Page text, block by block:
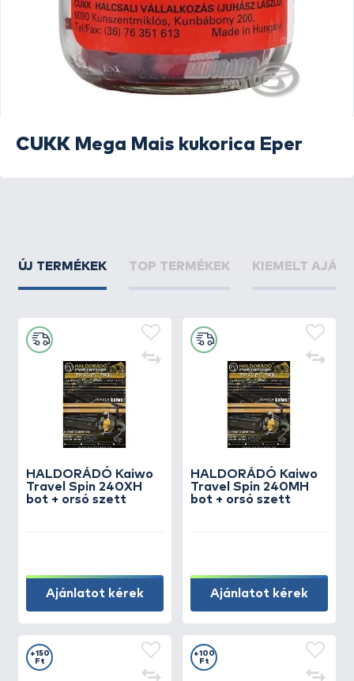
CUKK Mega Mais kukorica Eper
ÚJ TERMÉKEK TOP TERMÉKEK KIEMELT
HALDORÁDÓ Kaiwo
Travel Spin 240XH
bot + orsó szett
Ajánlatot kérek
HALDORÁDÓ Kaiwo
Travel Spin 240MH
bot + orsó szett
Ajánlatot kérek
+150
Ft
+100
Ft